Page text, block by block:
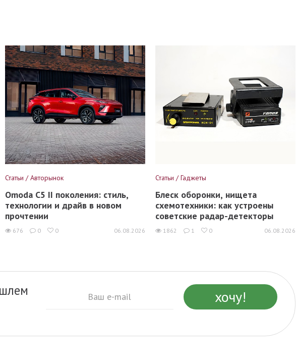
Статьи / Авторынок
Omoda C5 II поколения: стиль,
технологии и драйв в новом
прочтении
676 0 0 06.08.2026
Статьи / Гаджеты
Блеск оборонки, нищета
схемотехники: как устроены
советские радар-детекторы
1862 1 0 06.08.2026